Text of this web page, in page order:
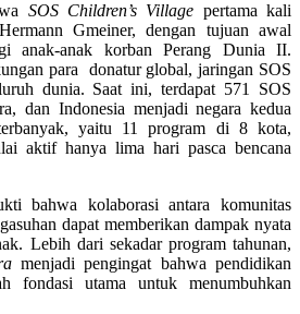
SOS Children’s Village pertama kali
Gmeiner, dengan tujuan awal
anak-anak korban Perang Dunia II.
para donatur global, jaringan SOS
dunia. Saat ini, terdapat 571 SOS
dan Indonesia menjadi negara kedua
yaitu 11 program di 8 kota,
aktif hanya lima hari pasca bencana
bahwa kolaborasi antara komunitas
dapat memberikan dampak nyata
Lebih dari sekadar program tahunan,
menjadi pengingat bahwa pendidikan
fondasi utama untuk menumbuhkan